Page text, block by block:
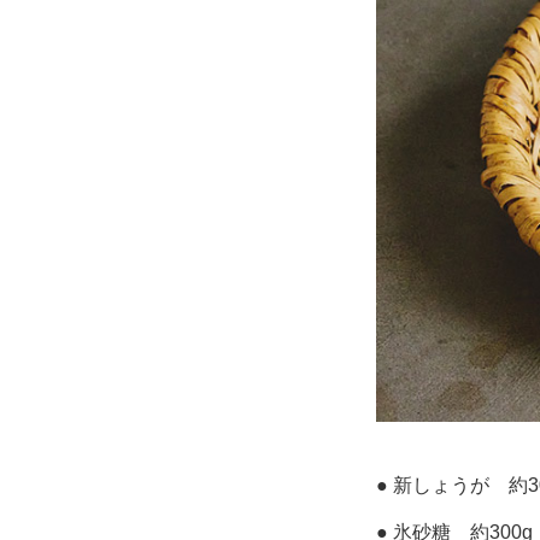
● 新しょうが 約
● 氷砂糖 約300g